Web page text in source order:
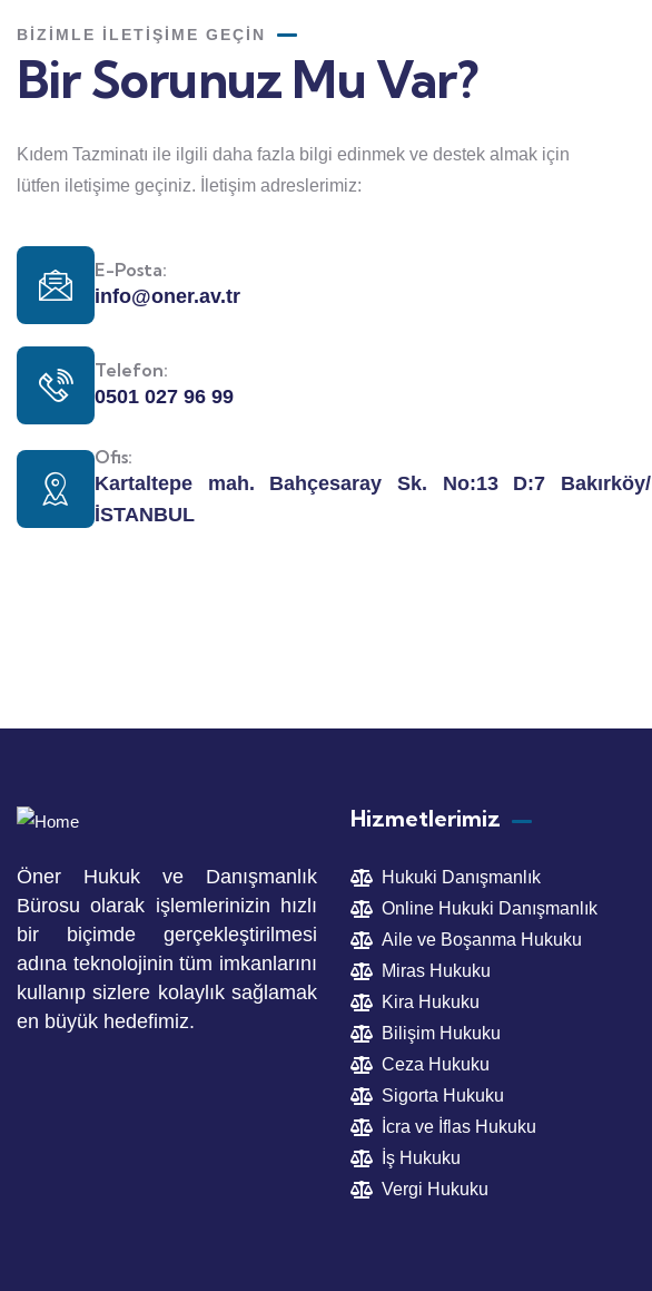
BIZIMLE İLETIŞIME GEÇIN
Bir Sorunuz Mu Var?
Kıdem Tazminatı ile ilgili daha fazla bilgi edinmek ve destek almak için
lütfen iletişime geçiniz. İletişim adreslerimiz:
E-Posta:
info@oner.av.tr
Telefon:
0501 027 96 99
Ofis:
Kartaltepe mah. Bahçesaray Sk. No:13 D:7 Bakırköy/
İSTANBUL
Öner Hukuk ve Danışmanlık
Bürosu olarak işlemlerinizin hızlı
bir biçimde gerçekleştirilmesi
adına teknolojinin tüm imkanlarını
kullanıp sizlere kolaylık sağlamak
en büyük hedefimiz.
Hizmetlerimiz
Hukuki Danışmanlık
Online Hukuki Danışmanlık
Aile ve Boşanma Hukuku
Miras Hukuku
Kira Hukuku
Bilişim Hukuku
Ceza Hukuku
Sigorta Hukuku
İcra ve İflas Hukuku
İş Hukuku
Vergi Hukuku